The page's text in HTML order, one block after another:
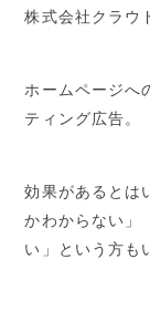
株式会社クラウ
ホームページへ
ティング広告。
効果があるとは
かわからない」
い」という方も